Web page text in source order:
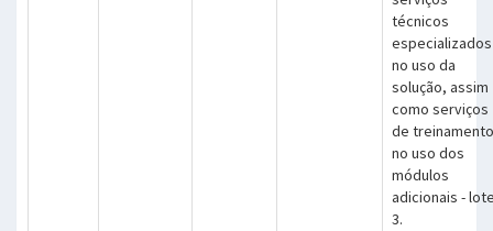
técnicos
especializados
no uso da
solução, assim
como serviços
de treinamento
no uso dos
módulos
adicionais -
3.